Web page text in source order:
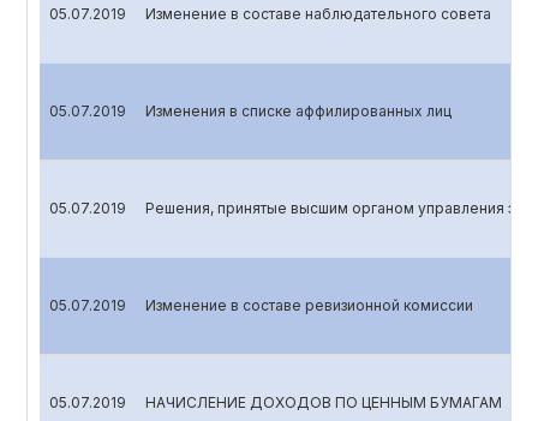
05.07.2019 Изменение в составе наблюдательного совета
05.07.2019 Изменения в списке аффилированных лиц
05.07.2019 Решения, принятые высшим органом управления
05.07.2019 Изменение в составе ревизионной комиссии
05.07.2019 НАЧИСЛЕНИЕ ДОХОДОВ ПО ЦЕННЫМ БУМАГАМ